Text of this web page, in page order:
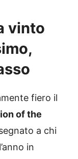
vinto
fiero il
of the
a chi
in